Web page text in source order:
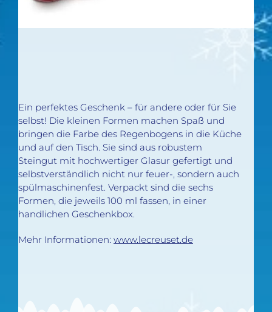
Ein perfektes Geschenk – für andere oder für Sie
selbst! Die kleinen Formen machen Spaß und
bringen die Farbe des Regenbogens in die Küche
und auf den Tisch. Sie sind aus robustem
Steingut mit hochwertiger Glasur gefertigt und
selbstverständlich nicht nur feuer-, sondern auch
spülmaschinenfest. Verpackt sind die sechs
Formen, die jeweils 100 ml fassen, in einer
handlichen Geschenkbox.
Mehr Informationen: www.lecreuset.de